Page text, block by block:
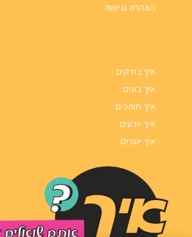
הצהרת נגישות
איך בודקים
איך בונים
איך חותכים
איך יודעים
איך יוצרים